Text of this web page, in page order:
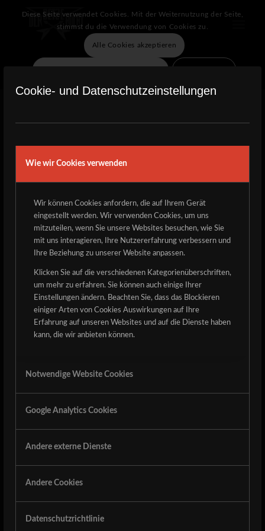
Cookie- und Datenschutzeinstellungen
Wie wir Cookies verwenden
Wir können Cookies anfordern, die auf Ihrem Gerät
eingestellt werden. Wir verwenden Cookies, um uns
mitzuteilen, wenn Sie unsere Websites besuchen, wie Sie
mit uns interagieren, Ihre Nutzererfahrung verbessern und
Ihre Beziehung zu unserer Website anpassen.
Klicken Sie auf die verschiedenen Kategorienüberschriften,
um mehr zu erfahren. Sie können auch einige Ihrer
Einstellungen ändern. Beachten Sie, dass das Blockieren
einiger Arten von Cookies Auswirkungen auf Ihre
Erfahrung auf unseren Websites und auf die Dienste haben
kann, die wir anbieten können.
Notwendige Website Cookies
Google Analytics Cookies
Andere externe Dienste
Andere Cookies
Datenschutzrichtlinie
BANDS HERGEHÖRT
– mindestens ein gutes Foto, bzw. Link zu Fotos
– kurze Info zur Band und Stil, Bandbiographie,
Diskographie
– Link zu Hörproben, Homepage und evtl. Facebook
BITTE AUSSCHLIEßLICH AN OBEN ANGEGEBENE
ADRESSE!
Bands send their applications until 30.01.2015 please to
bandbewerbung@derdetzerockt.de
Please consider the following informations:
– Link to Songs, Website and Facebook
25. NOVEMBER 2014
Eintrag teilen
Diese Seite verwendet Cookies. Mit der Weiternutzung der Seite,
stimmst du die Verwendung von Cookies zu.
Alle Cookies akzeptieren